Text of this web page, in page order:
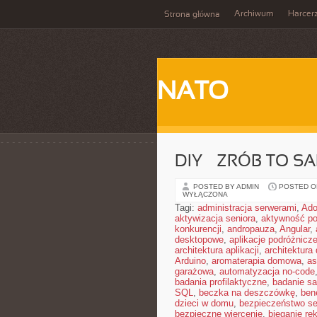
Strona główna Archiwum
NATO
DIY – ZRÓB TO
POSTED BY ADMIN POSTED
WYŁĄCZONA
Tagi: administracja serwerami,
aktywizacja seniora, aktywność
konkurencji, andropauza, Angular,
desktopowe, aplikacje podróżnicze
architektura aplikacji, architektura
Arduino, aromaterapia domowa,
garażowa, automatyzacja no-code,
badania profilaktyczne, badanie
SQL, beczka na deszczówkę,
dzieci w domu, bezpieczeństwo
bezpieczne wiercenie, bieganie